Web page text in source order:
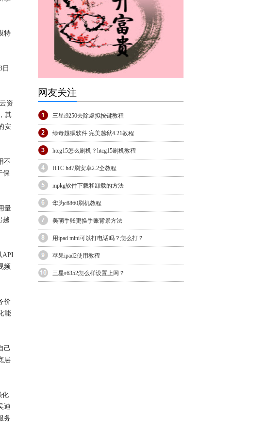
特
日
资
其
安
不
保
量
越
API
频
价
能
己
层
化
迪
务
网友关注
三星i9250去除虚拟按键教程
绿毒越狱软件 完美越狱4.21教程
htcg15怎么刷机？htcg15刷机教程
HTC hd7刷安卓2.2全教程
mpkg软件下载和卸载的方法
华为c8860刷机教程
美萌手账更换手账背景方法
用ipad mini可以打电话吗？怎么打？
苹果ipad2使用教程
三星s6352怎么样设置上网？